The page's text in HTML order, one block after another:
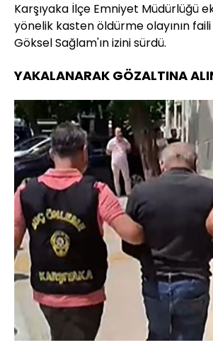
Karşıyaka İlçe Emniyet Müdürlüğü
yönelik kasten öldürme olayının
Göksel Sağlam'ın izini sürdü.
YAKALANARAK GÖZALTINA